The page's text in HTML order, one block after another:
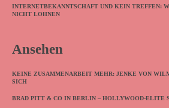
INTERNETBEKANNTSCHAFT UND KEIN TREFFEN:
NICHT LOHNEN
Ansehen
KEINE ZUSAMMENARBEIT MEHR: JENKE VON
SICH
BRAD PITT & CO IN BERLIN – HOLLYWOOD-ELITE